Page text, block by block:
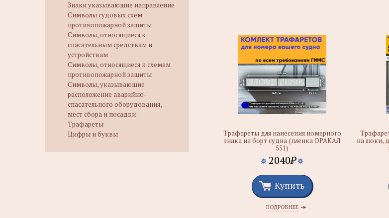
Знаки указывающие направление
Символы судовых схем
противопожарной защиты
Символы, относящиеся к
спасательным средствам и
устройствам
Символы, относящиеся к схемам
противопожарной защиты
Символы, указывающие
расположение аварийно-
спасательного оборудования,
мест сбора и посадки
Трафареты
Цифры и буквы
Трафареты для нанесения номерного
знака на борт судна (пленка ОРАКАЛ
551)
2040₽
Купить
ПОДРОБНЕЕ
на люки,